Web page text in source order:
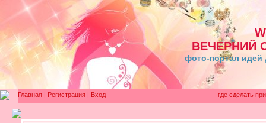
ВЕЧЕРНИЙ
фото-портал идей
Главная | Регистрация | Вход где сделать